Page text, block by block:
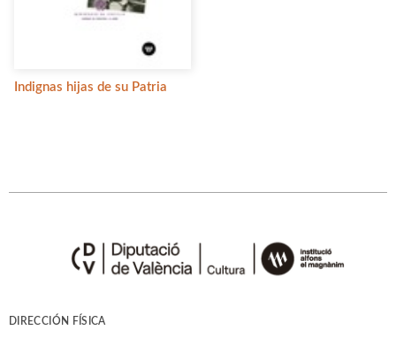
Indignas hijas de su Patria
DIRECCIÓN FÍSICA